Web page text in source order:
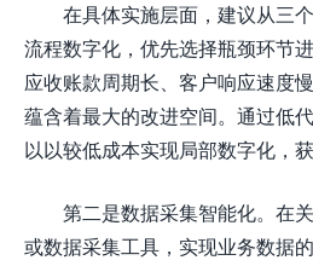
在具体实施层面，建议从三
流程数字化，优先选择瓶颈环节
应收账款周期长、客户响应速
蕴含着最大的改进空间。通过低
以以较低成本实现局部数字化，
第二是数据采集智能化。在
或数据采集工具，实现业务数据